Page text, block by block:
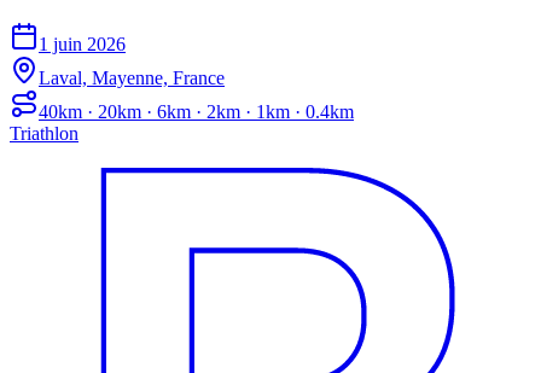
1 juin 2026
Laval, Mayenne, France
40km · 20km · 6km · 2km · 1km · 0.4km
Triathlon